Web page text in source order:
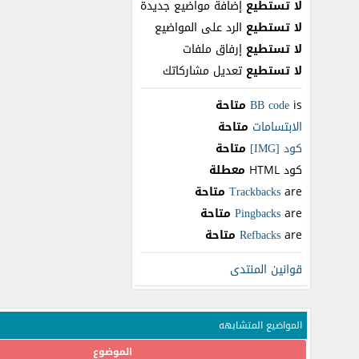
لا تستطيع إضافة مواضيع جديدة
لا تستطيع الرد على المواضيع
لا تستطيع إرفاق ملفات
لا تستطيع تعديل مشاركاتك
BB code is
متاحة
الابتسامات متاحة
كود [IMG]
متاحة
كود HTML
معطلة
Trackbacksare
متاحة
Pingbacksare
متاحة
Refbacksare
متاحة
قوانين المنتدى
المواضيع المتشابهه
الموضوع